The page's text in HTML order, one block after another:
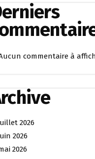
commentaire à
2026
2026
2026